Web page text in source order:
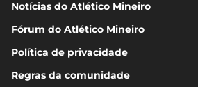
Notícias do Atlético Mineiro
Fórum do Atlético Mineiro
Política de privacidade
Regras da comunidade